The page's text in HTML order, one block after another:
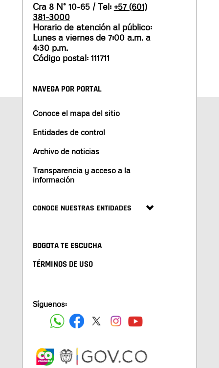
Cra 8 N° 10-65 / Tel: +57 (601)
381-3000
Horario de atención al público:
Lunes a viernes de 7:00 a.m. a
4:30 p.m.
Código postal: 111711
NAVEGA POR PORTAL
Conoce el mapa del sitio
Entidades de control
Archivo de noticias
Transparencia y acceso a la
información
CONOCE NUESTRAS ENTIDADES
BOGOTA TE ESCUCHA
TÉRMINOS DE USO
Síguenos: